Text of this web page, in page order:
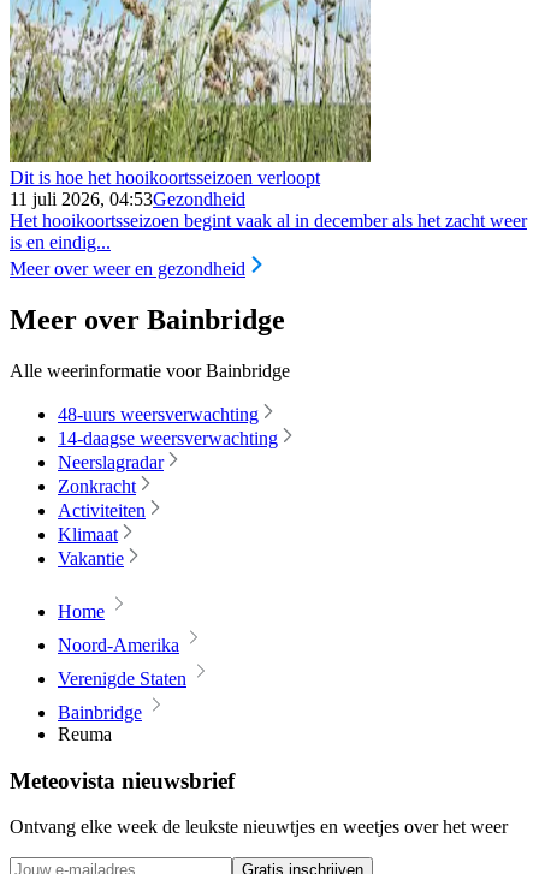
Dit is hoe het hooikoortsseizoen verloopt
11 juli 2026, 04:53Gezondheid
Het hooikoortsseizoen begint vaak al in december als het zacht weer
is en eindig...
Meer over weer en gezondheid
Meer over Bainbridge
Alle weerinformatie voor Bainbridge
48-uurs weersverwachting
14-daagse weersverwachting
Neerslagradar
Zonkracht
Activiteiten
Klimaat
Vakantie
Home
Noord-Amerika
Verenigde Staten
Bainbridge
Reuma
Meteovista nieuwsbrief
Ontvang elke week de leukste nieuwtjes en weetjes over het weer
Gratis inschrijven